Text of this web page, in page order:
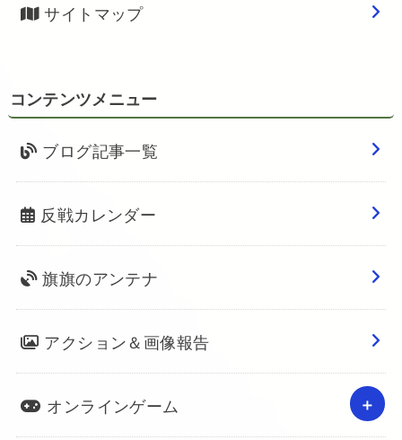
サイトマップ
コンテンツメニュー
ブログ記事一覧
反戦カレンダー
旗旗のアンテナ
アクション＆画像報告
オンラインゲーム